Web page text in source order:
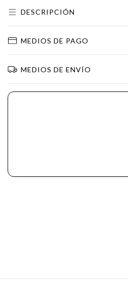
DESCRIPCIÓN
MEDIOS DE PAGO
MEDIOS DE ENVÍO